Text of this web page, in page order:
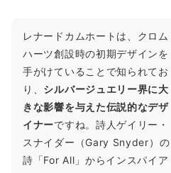
レナードカムホートは、クロム
ハーツ創設時の初期デザインを
手がけていることで知られてお
り、 シルバージュエリー界に大
きな影響を与えた伝説的なデザ
イナーですね。詩人ゲイリー・
スナイダー（Gary Snyder）の
詩「For All」からインスパイア